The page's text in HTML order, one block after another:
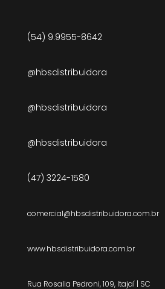
(54) 9.9955-8642
@hbsdistribuidora
@hbsdistribuidora
@hbsdistribuidora
(47) 3224-1580
comercial@hbsdistribuidora.com.br
www.hbsdistribuidora.com.br
Rua Rosalia Pedroni, 109, Itajaí | SC